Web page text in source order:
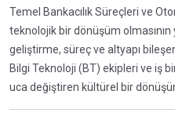
Temel Bankacılık Süreçleri ve
teknolojik bir dönüşüm olmasının
geliştirme, süreç ve altyapı
Bilgi Teknoloji (BT) ekipleri ve iş
uca değiştiren kültürel bir